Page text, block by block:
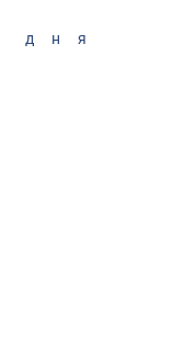
дня